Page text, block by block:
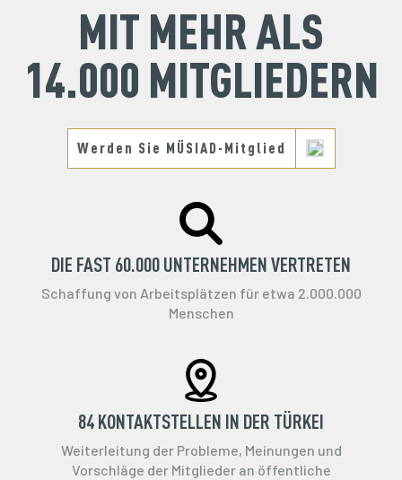
MIT MEHR ALS
14.000 MITGLIEDERN
Werden Sie MÜSIAD-Mitglied
DIE FAST 60.000 UNTERNEHMEN VERTRETEN
Schaffung von Arbeitsplätzen für etwa 2.000.000
Menschen
84 KONTAKTSTELLEN IN DER TÜRKEI
Weiterleitung der Probleme, Meinungen und
Vorschläge der Mitglieder an öffentliche